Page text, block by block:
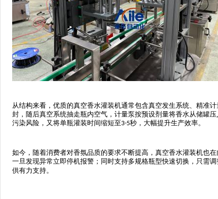
从结构来看，优质的真空香水灌装机通常包含真空发生系统、精准
封，随后真空系统抽走瓶内空气，计量泵按预设剂量将香水从储罐
污染风险，又将单瓶灌装时间缩短至 3-5秒，大幅提升生产效率。
如今，随着消费者对香氛品质的要求不断提高，真空香水灌装机也
一旦发现异常立即停机报警；同时支持多规格瓶型快速切换，只需
供有力支持。